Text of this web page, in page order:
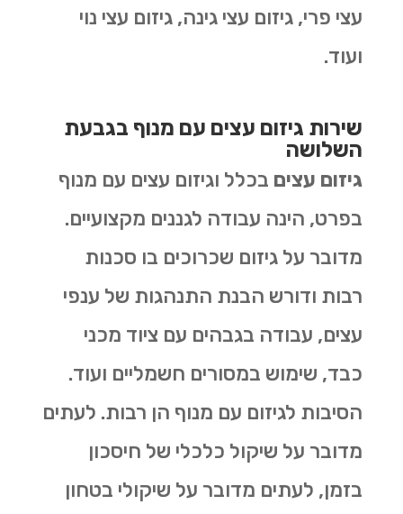
עצי פרי, גיזום עצי גינה, גיזום עצי נוי
ועוד.
שירות גיזום עצים עם מנוף בגבעת
השלושה
גיזום עצים בכלל וגיזום עצים עם מנוף
בפרט, הינה עבודה לגננים מקצועיים.
מדובר על גיזום שכרוכים בו סכנות
רבות ודורש הבנת התנהגות של ענפי
עצים, עבודה בגבהים עם ציוד מכני
כבד, שימוש במסורים חשמליים ועוד.
הסיבות לגיזום עם מנוף הן רבות. לעתים
מדובר על שיקול כלכלי של חיסכון
בזמן, לעתים מדובר על שיקולי בטחון